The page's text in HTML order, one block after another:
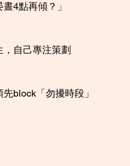
4點再傾？」
自己專注策劃
block「勿擾時段」